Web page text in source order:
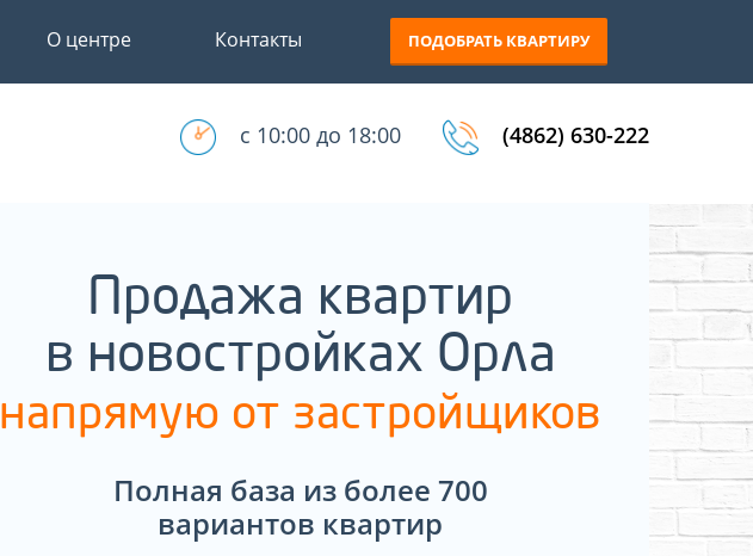
О центре Контакты ПОДОБРАТЬ КВАРТИРУ
с 10:00 до 18:00 (4862) 630-222
Продажа квартир
в новостройках Орла
напрямую от застройщиков
Полная база из более 700
вариантов квартир